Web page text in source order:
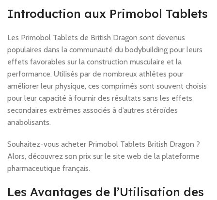
Introduction aux Primobol Tablets
Les Primobol Tablets de British Dragon sont devenus
populaires dans la communauté du bodybuilding pour leurs
effets favorables sur la construction musculaire et la
performance. Utilisés par de nombreux athlètes pour
améliorer leur physique, ces comprimés sont souvent choisis
pour leur capacité à fournir des résultats sans les effets
secondaires extrêmes associés à d’autres stéroïdes
anabolisants.
Souhaitez-vous acheter Primobol Tablets British Dragon ?
Alors, découvrez son prix sur le site web de la plateforme
pharmaceutique français.
Les Avantages de l’Utilisation des